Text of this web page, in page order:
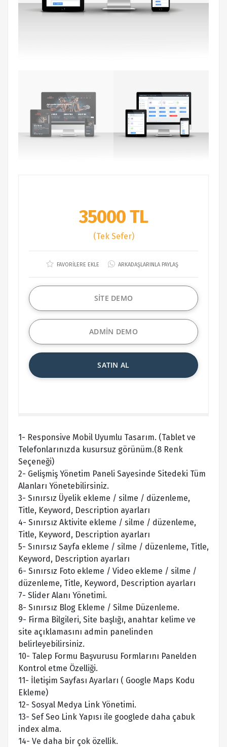
35000 TL
(Tek Sefer)
FAVORİLERE EKLE ARKADAŞLARINLA PAYLAŞ
SİTE DEMO
ADMİN DEMO
SATIN AL
1- Responsive Mobil Uyumlu Tasarım. (Tablet ve
Telefonlarınızda kusursuz görünüm.(8 Renk
Seçeneği)
2- Gelişmiş Yönetim Paneli Sayesinde Sitedeki Tüm
Alanları Yönetebilirsiniz.
3- Sınırsız Üyelik ekleme / silme / düzenleme,
Title, Keyword, Description ayarları
4- Sınırsız Aktivite ekleme / silme / düzenleme,
Title, Keyword, Description ayarları
5- Sınırsız Sayfa ekleme / silme / düzenleme, Title,
Keyword, Description ayarları
6- Sınırsız Foto ekleme / Video ekleme / silme /
düzenleme, Title, Keyword, Description ayarları
7- Slider Alanı Yönetimi.
8- Sınırsız Blog Ekleme / Silme Düzenleme.
9- Firma Bilgileri, Site başlığı, anahtar kelime ve
site açıklamasını admin panelinden
belirleyebilirsiniz.
10- Talep Formu Başvurusu Formlarını Panelden
Kontrol etme Özelliği.
11- İletişim Sayfası Ayarları ( Google Maps Kodu
Ekleme)
12- Sosyal Medya Link Yönetimi.
13- Sef Seo Link Yapısı ile googlede daha çabuk
index alma.
14- Ve daha bir çok özellik.